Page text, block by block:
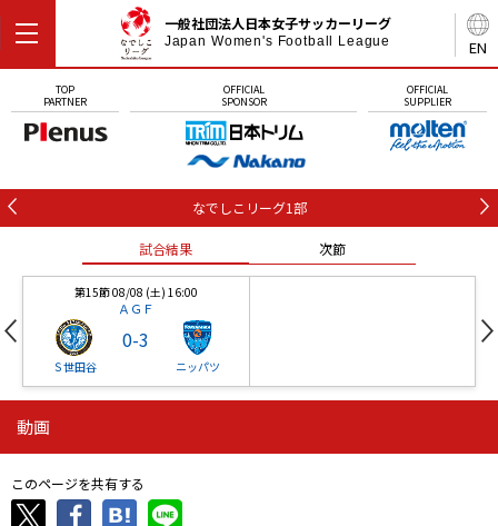
EN
一般社団法人日本女子サッカーリーグ
Japan Women's Football League
TOP
PARTNER
OFFICIAL
SPONSOR
OFFICIAL
SUPPLIER
なでしこリーグ1部
試合結果 次節
第15節 08/08 (土) 16:00
ＡＧＦ
Ｓ世田谷
0-3
ニッパツ
ニッパツ
ニッパツ
-
石人の星
動画
このページを共有する